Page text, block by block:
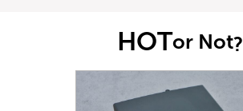
HOTor Not?